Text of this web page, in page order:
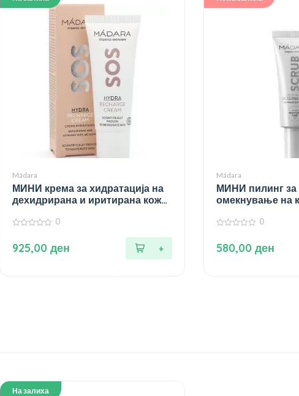
Mádara
МИНИ крема за хидратација на
дехидрирана и иритирана кожа
5
0
925,00 ден
Mádara
МИНИ пилинг за
омекнување на
5
0
580,00 ден
На залиха